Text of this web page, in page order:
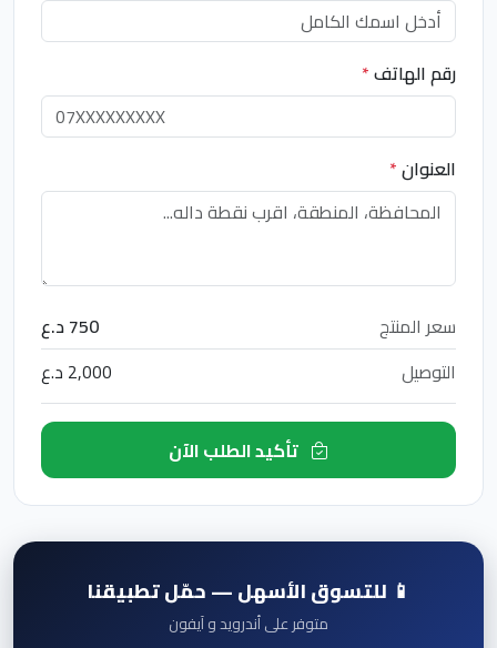
رقم الهاتف*
العنوان*
سعر المنتج
750 د.ع
التوصيل
2,000 د.ع
📱 للتسوق الأسهل — حمّل تطبيقنا
متوفر على أندرويد و آيفون